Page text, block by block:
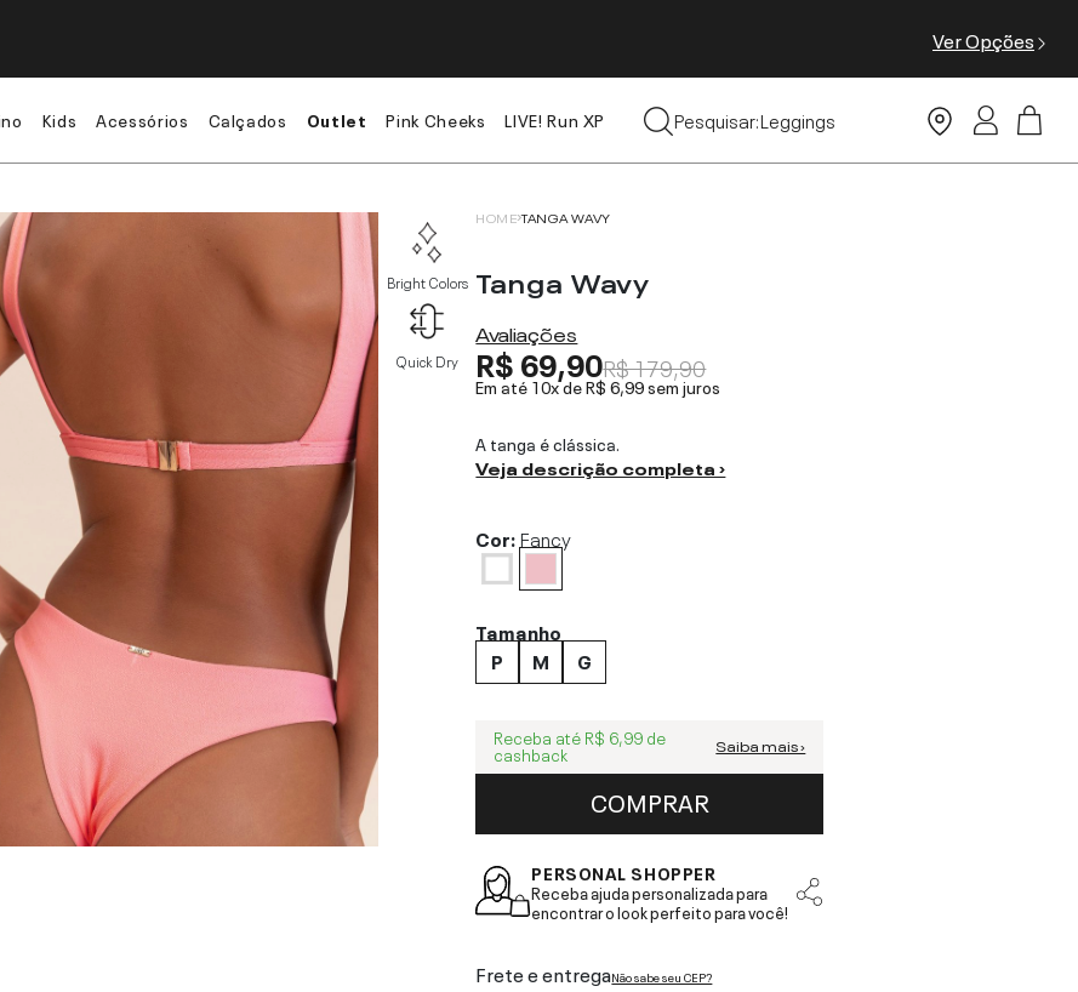
Ver Opções
Kids Acessórios Calçados Outlet Pink Cheeks LIVE! Run XP
Pesquisar:
Tops
Leggings
Bright Colors
Quick Dry
HOME TANGA WAVY
Tanga Wavy
Avaliações
R$ 69,90R$ 179,90
Em até 10x deR$ 6,99sem juros
A tanga é clássica.
Veja descrição completa ›
Cor:Fancy
Tamanho
P
M G
Receba até R$ 6,99 de
cashback Saiba mais ›
COMPRAR
PERSONAL SHOPPER
Receba ajuda personalizada para
encontrar o look perfeito para você!
Frete e entregaNão sabe seu CEP?